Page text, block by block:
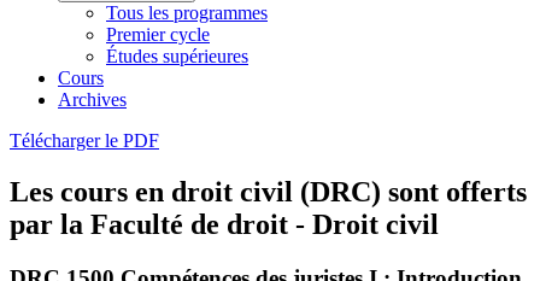
Tous les programmes
Premier cycle
Études supérieures
Cours
Archives
Télécharger le PDF
Les cours en droit civil (DRC) sont offerts
par la Faculté de droit - Droit civil